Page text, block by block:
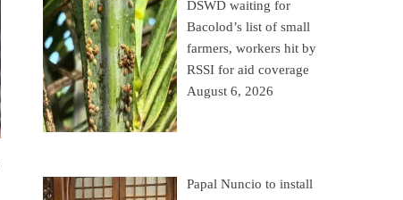
DSWD waiting for
Bacolod’s list of small
farmers, workers hit by
RSSI for aid coverage
August 6, 2026
Papal Nuncio to install